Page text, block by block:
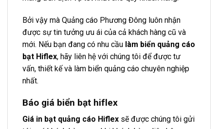
Bởi vậy mà Quảng cáo Phương Đông luôn nhận
được sự tin tưởng ưu ái của cả khách hàng cũ và
mới. Nếu bạn đang có nhu cầu làm biển quảng cáo
bạt Hiflex, hãy liên hệ với chúng tôi để được tư
vấn, thiết kế và làm biển quảng cáo chuyên nghiệp
nhất.
Báo giá biển bạt hiflex
Giá in bạt quảng cáo Hiflex sẽ được chúng tôi gửi